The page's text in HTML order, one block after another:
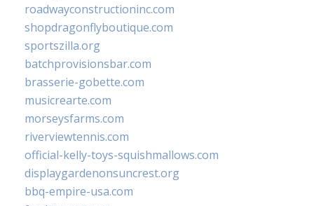
roadwayconstructioninc.com
shopdragonflyboutique.com
sportszilla.org
batchprovisionsbar.com
brasserie-gobette.com
musicrearte.com
morseysfarms.com
riverviewtennis.com
official-kelly-toys-squishmallows.com
displaygardenonsuncrest.org
bbq-empire-usa.com